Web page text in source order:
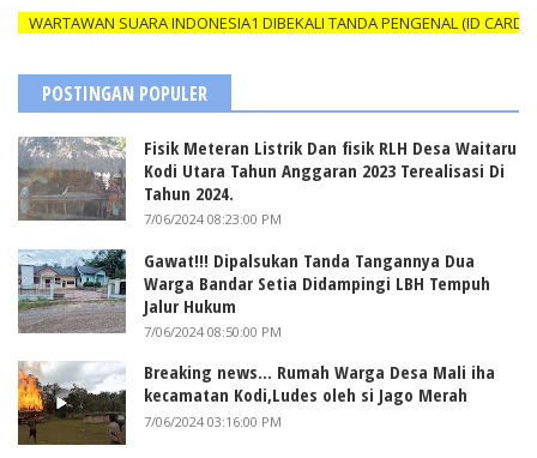
SUARA INDONESIA1 DIBEKALI TANDA PENGENAL (ID CARD)
POSTINGAN POPULER
Fisik Meteran Listrik Dan fisik RLH Desa Waitaru
Kodi Utara Tahun Anggaran 2023 Terealisasi Di
Tahun 2024.
7/06/2024 08:23:00 PM
Gawat!!! Dipalsukan Tanda Tangannya Dua
Warga Bandar Setia Didampingi LBH Tempuh
Jalur Hukum
7/06/2024 08:50:00 PM
Breaking news... Rumah Warga Desa Mali iha
kecamatan Kodi,Ludes oleh si Jago Merah
7/06/2024 03:16:00 PM